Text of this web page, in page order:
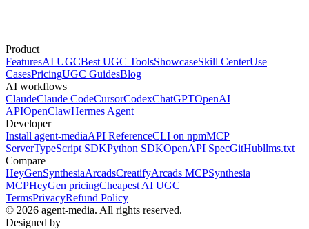
Product
FeaturesAI UGCBest UGC ToolsShowcaseSkill CenterUse
CasesPricingUGC GuidesBlog
AI workflows
ClaudeClaude CodeCursorCodexChatGPTOpenAI
APIOpenClawHermes Agent
Developer
Install agent-mediaAPI ReferenceCLI on npmMCP
ServerTypeScript SDKPython SDKOpenAPI SpecGitHubllms.txt
Compare
HeyGenSynthesiaArcadsCreatifyArcads MCPSynthesia
MCPHeyGen pricingCheapest AI UGC
TermsPrivacyRefund Policy
© 2026 agent-media. All rights reserved.
Designed by